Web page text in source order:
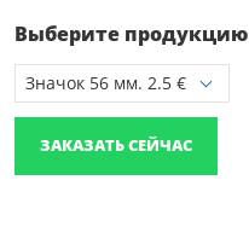
Выберите продукцию
ЗАКАЗАТЬ СЕЙЧАС